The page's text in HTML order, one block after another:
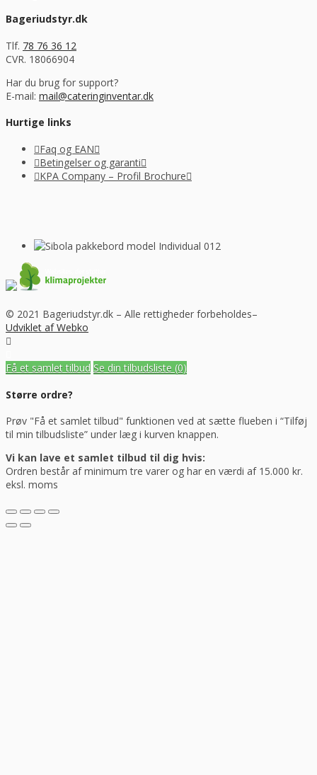
Bageriudstyr.dk
Tlf. 78 76 36 12
CVR. 18066904
Har du brug for support?
E-mail: mail@cateringinventar.dk
Hurtige links
Faq og EAN
Betingelser og garanti
KPA Company – Profil Brochure
© 2021 Bageriudstyr.dk – Alle rettigheder forbeholdes–
Udviklet af Webko
Få et samlet tilbud Se din tilbudsliste (0)
Større ordre?
Prøv "Få et samlet tilbud" funktionen ved at sætte flueben i “Tilføj
til min tilbudsliste” under læg i kurven knappen.
Vi kan lave et samlet tilbud til dig hvis:
Ordren består af minimum tre varer og har en værdi af 15.000 kr.
eksl. moms